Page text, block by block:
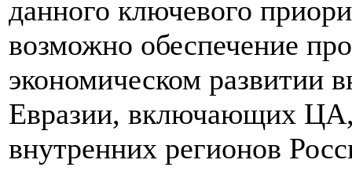
данного ключевого
возможно обеспечение
экономическом развитии
Евразии, включающих
внутренних регионов